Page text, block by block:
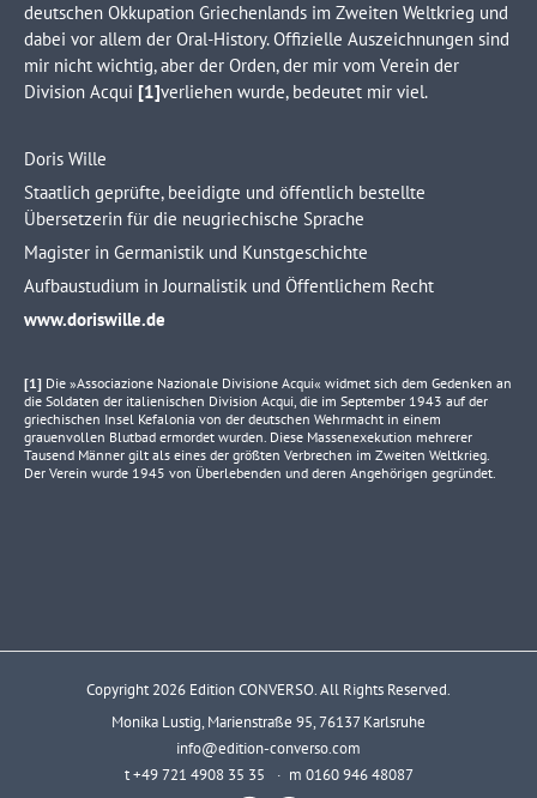
deutschen Okkupation Griechenlands im Zweiten Weltkrieg und
dabei vor allem der Oral-History. Offizielle Auszeichnungen sind
mir nicht wichtig, aber der Orden, der mir vom Verein der
Division Acqui [1]verliehen wurde, bedeutet mir viel.
Doris Wille
Staatlich geprüfte, beeidigte und öffentlich bestellte
Übersetzerin für die neugriechische Sprache
Magister in Germanistik und Kunstgeschichte
Aufbaustudium in Journalistik und Öffentlichem Recht
www.doriswille.de
[1] Die »Associazione Nazionale Divisione Acqui« widmet sich dem Gedenken an
die Soldaten der italienischen Division Acqui, die im September 1943 auf der
griechischen Insel Kefalonia von der deutschen Wehrmacht in einem
grauenvollen Blutbad ermordet wurden. Diese Massenexekution mehrerer
Tausend Männer gilt als eines der größten Verbrechen im Zweiten Weltkrieg.
Der Verein wurde 1945 von Überlebenden und deren Angehörigen gegründet.
Copyright 2026 Edition CONVERSO. All Rights Reserved.
Monika Lustig, Marienstraße 95, 76137 Karlsruhe
info@edition-converso.com
t +49 721 4908 35 35 · m 0160 946 48087